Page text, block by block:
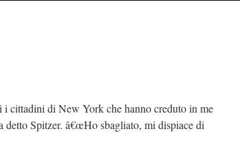
i cittadini di New York che hanno creduto in me
detto Spitzer. â€œHo sbagliato, mi dispiace di